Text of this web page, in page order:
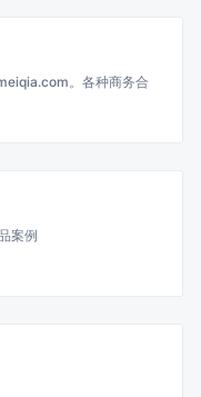
。各种商务合
案例